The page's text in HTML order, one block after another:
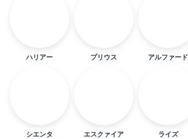
ハリアー プリウス アルファード
シエンタ エスクァイア ライズ